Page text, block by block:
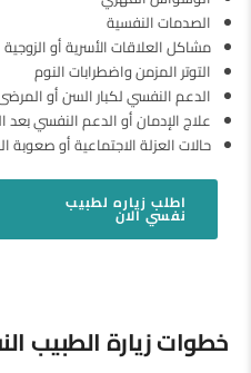
الصدمات النفسية
مشاكل العلاقات الأسرية أو الزوجية
التوتر المزمن واضطرابات النوم
الدعم النفسي لكبار السن أو
علاج الإدمان أو الدعم النفسي بعد
حالات العزلة الاجتماعية أو صعوبة
اطلب زياره لطبيب
نفسيالان
خطوات زيارة الطبيب